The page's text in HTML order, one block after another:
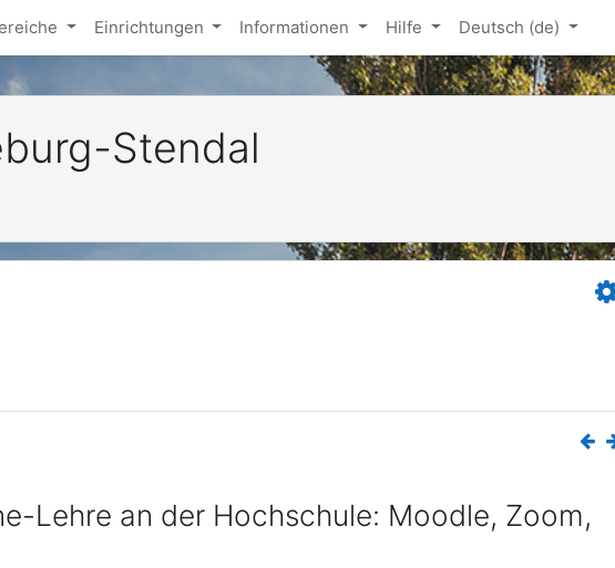
Einrichtungen Informationen Hilfe Deutsch ‎(de)‎
Stendal
Lehre an der Hochschule: Moodle, Zoom,